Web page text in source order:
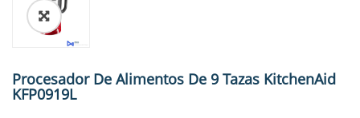
🔍
Procesador De Alimentos De 9 Tazas KitchenAid
KFP0919L